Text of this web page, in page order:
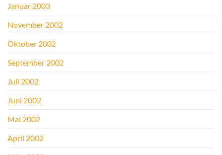
Januar 2003
November 2002
Oktober 2002
September 2002
Juli 2002
Juni 2002
Mai 2002
April 2002